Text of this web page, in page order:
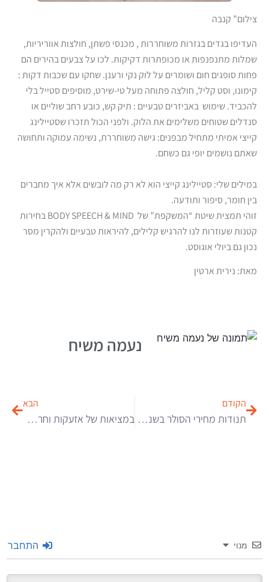
צילום” קנבה
העדיפו בגדים בגזרות משוחררות , מכנסי פשתן, חולצות אווריריות,
שמלות מתנפנפות או מכופתרות דקיקות. לכו על צבעים בהירים הם
פחות סופגים חום ושומרים על לוק נקי ורענן. שחקו עם שכבות דקות :
קימונו, וסט קליל, חולצה פתוחה מעל טי-שירט, מוסיפים סטייל בלי
להכביד. שימוש באביזרים טבעיים : תיק קש, כובע רחב שוליים או
סנדלים שטוחים משלימים את הלוק. ולפני הכול תזכרו שסטיילינג
קייצי אמיתי מתחיל מבפנים: גישה משוחררת, נשימה עמוקה ותחושה
שאתם נושמים יופי גם כשחם.
במילים שלי: סטיילינג קייצי הוא לא רק מה לובשים אלא איך מחברים
בין חומר, סיפור ותודעה.
זוהי תמצית שיטת “המשקפת” של BODY SPEECH & MIND בחירות
קטנות שעוזרות לנו להרגיש קלילים, להיראות טבעיים ולהקרין מסר
נכון גם ביולי אוגוסט.
מאת: נירית ארטין
נעמה משיח
הקודם
תנודות מחירי הסולר בשנת 2025: בין אפקט הקורונה למתיחות הגיאופוליטית
הבא
במציאות של אזעקות וחרדה יש מקום אחד שבו ההורים שלנו באמת בטוחים
מנוי התחבר